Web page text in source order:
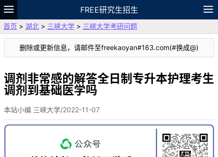
FREE研究生招生
题库
故事 专题 APP 笔记
VIP
资料
首页 > 湖北 > 三峡大学 > 三峡大学考研问题
删除或更新信息，请邮件至freekaoyan#163.com(#换成@)
调剂非常感的解答全日制专升本护理考生
调剂到基础医学吗
本站小编 三峡大学/2022-11-07